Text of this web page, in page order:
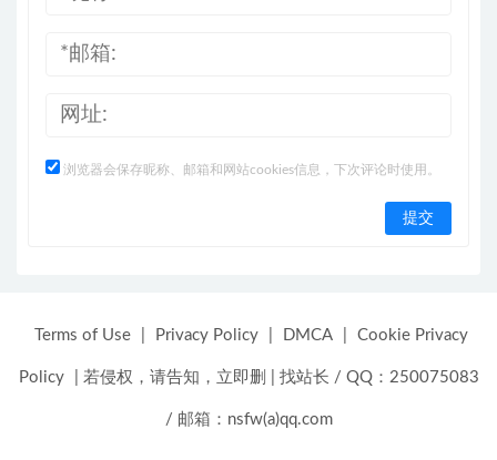
浏览器会保存昵称、邮箱和网站cookies信息，下次评论时使用。
Terms of Use Privacy Policy DMCA Cookie Privacy
Policy 若侵权，请告知，立即删 找站长 / QQ：250075083
/ 邮箱：nsfw(a)qq.com